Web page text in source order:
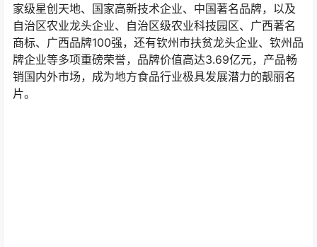
家级星创天地、国家高新技术企业、中国著名品牌，以及
自治区农业龙头企业、自治区级农业科技园区、广西著名
商标、广西品牌100强，还有钦州市扶贫龙头企业、钦州品
牌企业等多项重磅荣誉，品牌价值高达3.69亿元，产品畅
销国内外市场，成为地方食品行业极具发展潜力的靓丽名
片。